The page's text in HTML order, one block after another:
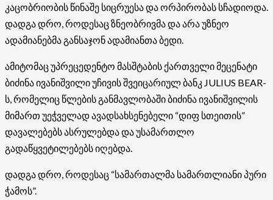
კაცობრიობის წინაშე სიცრუესა და ორპირობას სჩადიოდა.
დადგა დრო, როდესაც ზნეობრივმა და არა უზნეო
ადამიანებმა განსაჯონ ადამიანთა ბედი.
ამიტომაც უპრეცედენტო მასშტაბის ქართველი მეცენატი
ბიძინა ივანიშვილი უჩივის შვეიცარიულ ბანკ JULIUS BEAR-
ს, რომელიც წლების განმავლობაში ბიძინა ივანიშვილის
მიმართ უეჭველად ავადსახსენებელი “დიფ სთეითის”
დავალებებს ასრულებდა და უსამართლო
გადაწყვეტილებებს იღებდა.
დადგა დრო, როდესაც “სამართალმა სამართლიანი პური
ჭამოს”.